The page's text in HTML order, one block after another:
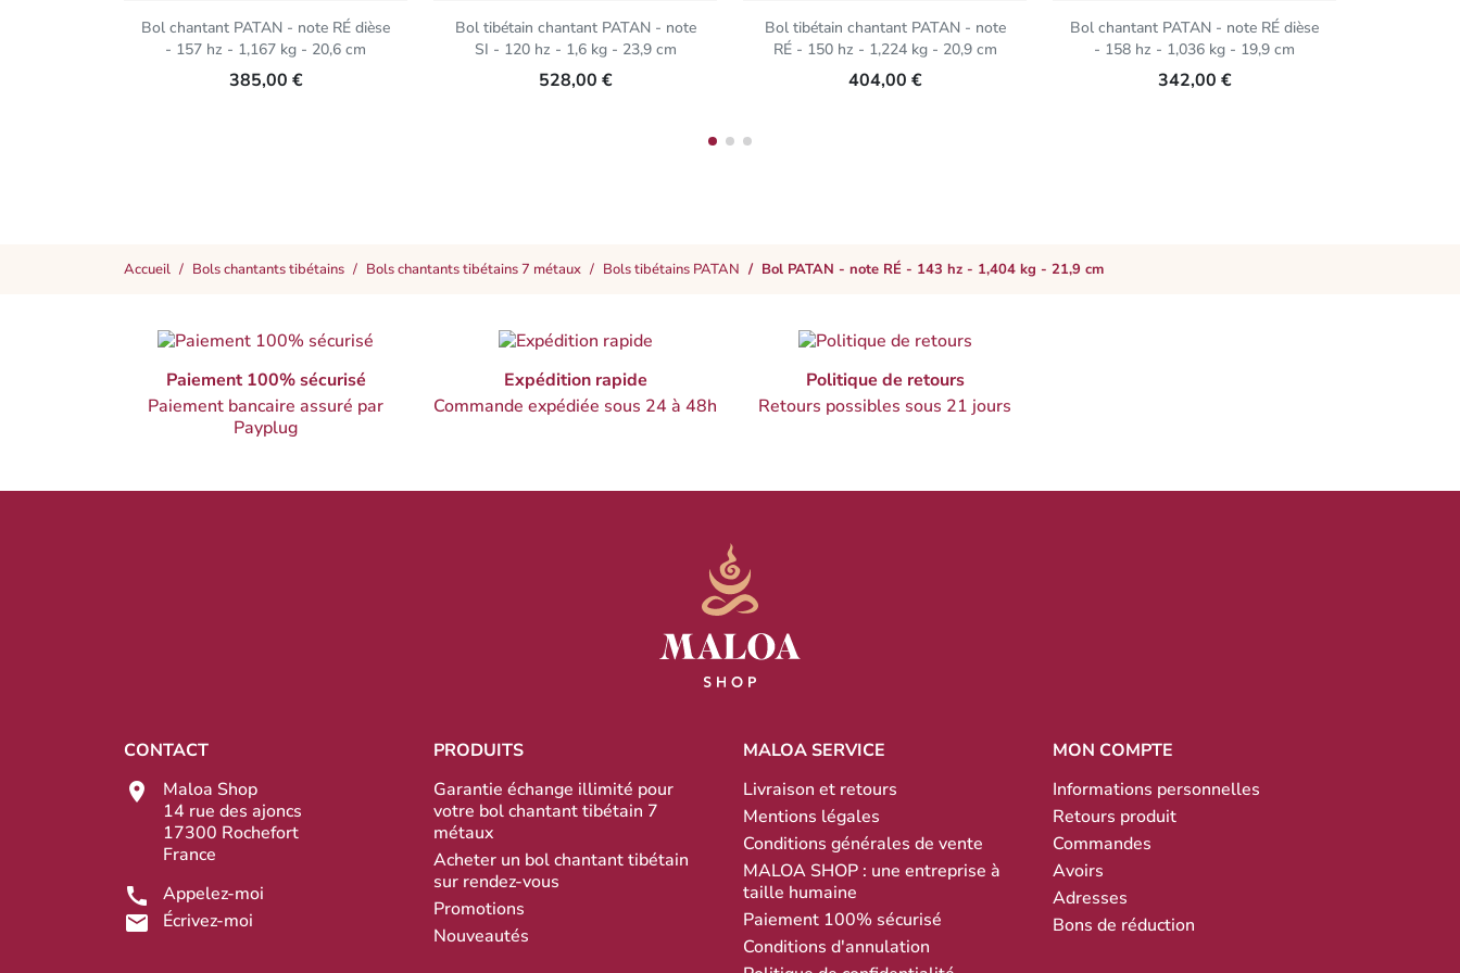
Bol chantant PATAN - note RÉ dièse
- 157 hz - 1,167 kg - 20,6 cm
385,00 €
Bol tibétain chantant PATAN - note
SI - 120 hz - 1,6 kg - 23,9 cm
528,00 €
Bol tibétain chantant PATAN - note
RÉ - 150 hz - 1,224 kg - 20,9 cm
404,00 €
Bol chantant PATAN - note RÉ dièse
- 158 hz - 1,036 kg - 19,9 cm
342,00 €
Accueil Bols chantants tibétains Bols chantants tibétains 7 métaux Bols tibétains PATAN Bol PATAN - note RÉ - 143 hz - 1,404 kg - 21,9 cm
Paiement 100% sécurisé
Paiement bancaire assuré par
Payplug
Expédition rapide
Commande expédiée sous 24 à 48h
Politique de retours
Retours possibles sous 21 jours
CONTACT
Maloa Shop
14 rue des ajoncs
17300 Rochefort
France
Appelez-moi
Écrivez-moi
PRODUITS
Garantie échange illimité pour
votre bol chantant tibétain 7
métaux
Acheter un bol chantant tibétain
sur rendez-vous
Promotions
Nouveautés
MALOA SERVICE
Livraison et retours
Mentions légales
Conditions générales de vente
MALOA SHOP : une entreprise à
taille humaine
Paiement 100% sécurisé
Conditions d'annulation
MON COMPTE
Informations personnelles
Retours produit
Commandes
Avoirs
Adresses
Bons de réduction